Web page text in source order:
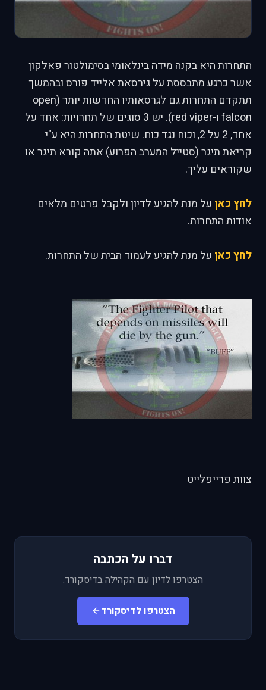
התחרות היא בקנה מידה בינלאומי בסימולטור פאלקון
אשר כרגע מתבססת על גירסאת אלייד פורס ובהמשך
תתקדם התחרות גם לגרסאותיו החדשות יותר (open
falcon ו-red viper). יש 3 סוגים של תחרויות: אחד על
אחד, 2 על 2, וכוח נגד כוח. שיטת התחרות היא ע"י
קריאת תיגר (סטייל המערב הפרוע) אתה קורא תיגר או
שקוראים עליך.
לחץ כאן על מנת להגיע לדיון ולקבל פרטים מלאים
אודות התחרות.
לחץ כאן על מנת להגיע לעמוד הבית של התחרות.
צוות פרייפלייט
דברו על הכתבה
הצטרפו לדיון עם הקהילה בדיסקורד.
הצטרפו לדיסקורד